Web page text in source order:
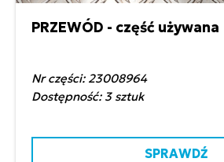
180,00 zł netto
PRZEWÓD - część używana
Nr części: 23008964
Dostępność: 3 sztuk
SPRAWDŹ